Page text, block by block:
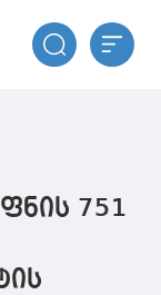
751